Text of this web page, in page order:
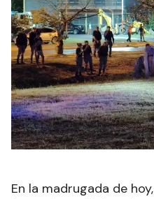
En la madrugada de